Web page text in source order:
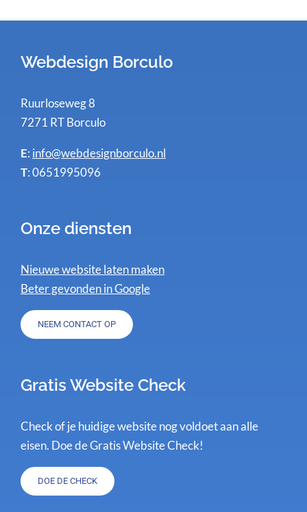
Webdesign Borculo
Ruurloseweg 8
7271 RT Borculo
E: info@webdesignborculo.nl
T: 0651995096
Onze diensten
Nieuwe website laten maken
Beter gevonden in Google
NEEM CONTACT OP
Gratis Website Check
Check of je huidige website nog voldoet aan alle
eisen. Doe de Gratis Website Check!
DOE DE CHECK